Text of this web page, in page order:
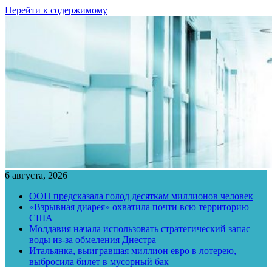
Перейти к содержимому
6 августа, 2026
ООН предсказала голод десяткам миллионов человек
«Взрывная диарея» охватила почти всю территорию
США
Молдавия начала использовать стратегический запас
воды из-за обмеления Днестра
Итальянка, выигравшая миллион евро в лотерею,
выбросила билет в мусорный бак